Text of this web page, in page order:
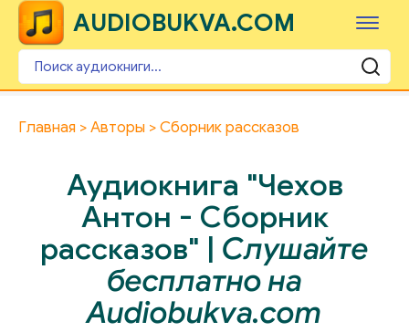
AUDIOBUKVA.COM
Главная Авторы Сборник рассказов
Аудиокнига "Чехов
Антон - Сборник
рассказов" | Слушайте
бесплатно на
Audiobukva.com